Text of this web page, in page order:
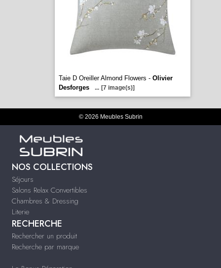
Taie D Oreiller Almond Flowers - Olivier
Desforges
... [7 image(s)]
© 2026 Meubles Subrin
NOS COLLECTIONS
Séjours
Salons Relax Convertibles
Chambres & Dressing
Literie
RECHERCHE
Rechercher un produit
Recherche par marque